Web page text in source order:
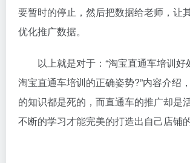
要暂时的停止，然后把数据给老师，让
优化推广数据。
以上就是对于：“淘宝直通车培训好
淘宝直通车培训的正确姿势?”内容介绍
的知识都是死的，而直通车的推广却是
不断的学习才能完美的打造出自己店铺